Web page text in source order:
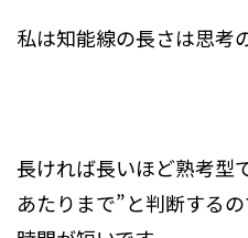
私は知能線の長さは思考
長ければ長いほど熟考型
あたりまで”と判断する